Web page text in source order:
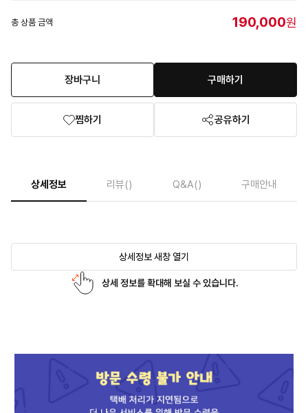
총 상품 금액 190,000원
장바구니 구매하기
찜하기 공유하기
상세정보 리뷰() Q&A() 구매안내
상세정보 새창 열기
상세 정보를 확대해 보실 수 있습니다.